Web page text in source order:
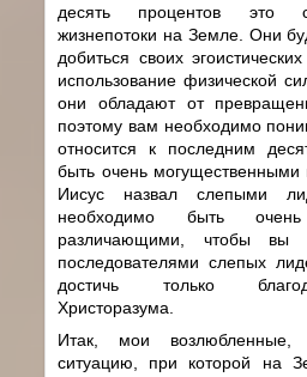
десять процентов это
жизнепотоки на Земле. Они
добиться своих
использование физической
они обладают от
поэтому вам необходимо
относится к последним
быть очень
Иисус назвал слепыми
необходимо быть
различающими, чтобы вы
последователями слепых
достичь только
Христоразума.
Итак, мои
ситуацию, при которой на